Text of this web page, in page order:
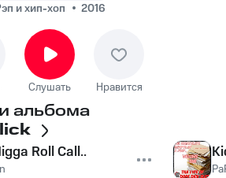
и хип-хоп
2016
Слушать Нравится
альбома
Roll Call..